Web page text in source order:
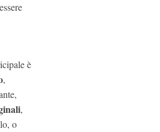
è
,
,
o